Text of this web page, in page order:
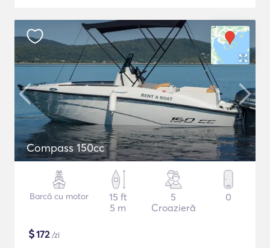
Compass 150cc
Barcă cu motor
15 ft
5 m
5
Croazieră
0
$172/zi